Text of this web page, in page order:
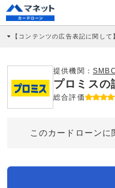
【コンテンツの広告表記に関して
社に対して企業から紹介報酬が支
商品を根拠なくPRするものではな
どに基づき、公平性を担保した情
>提携企業一覧
提供機関：
プロミスの
総合評価
このカードローンに